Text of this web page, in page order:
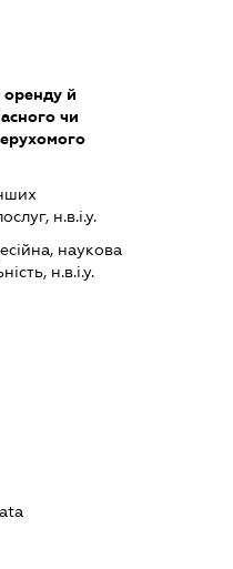
й
чи
н.в.і.у.
наукова
н.в.і.у.